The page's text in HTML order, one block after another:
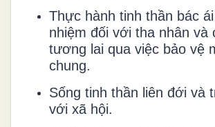
Thực hành tinh thần bác
nhiệm đối với tha nhân và
tương lai qua việc bảo vệ
chung.
Sống tinh thần liên đới và
với xã hội.